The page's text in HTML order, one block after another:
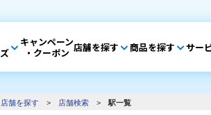
キャンペーン
・クーポン 店舗を探す 商品を探す サー
店舗を探す > 店舗検索 > 駅一覧